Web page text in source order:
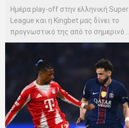
Ημέρα play-off στην ελληνική Super
League και η Kingbet μας δίνει το
προγνωστικό της από το σημερινό...